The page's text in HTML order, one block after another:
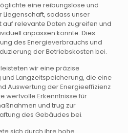
eine reibungslose und
sodass unser
auf relevante Daten zugreifen und
anpassen konnte. Dies
des Energieverbrauchs und
der Betriebskosten bei.
wir eine präzise
Langzeitspeicherung, die eine
Auswertung der Energieeffizienz
wertvolle Erkenntnisse für
und trug zur
des Gebäudes bei.